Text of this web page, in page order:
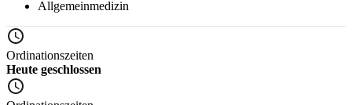
Allgemeinmedizin
Ordinationszeiten
Heute geschlossen